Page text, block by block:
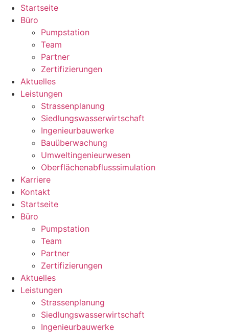
Startseite
Büro
Pumpstation
Team
Partner
Zertifizierungen
Aktuelles
Leistungen
Strassenplanung
Siedlungswasserwirtschaft
Ingenieurbauwerke
Bauüberwachung
Umweltingenieurwesen
Oberflächenabflusssimulation
Karriere
Kontakt
Startseite
Büro
Pumpstation
Team
Partner
Zertifizierungen
Aktuelles
Leistungen
Strassenplanung
Siedlungswasserwirtschaft
Ingenieurbauwerke